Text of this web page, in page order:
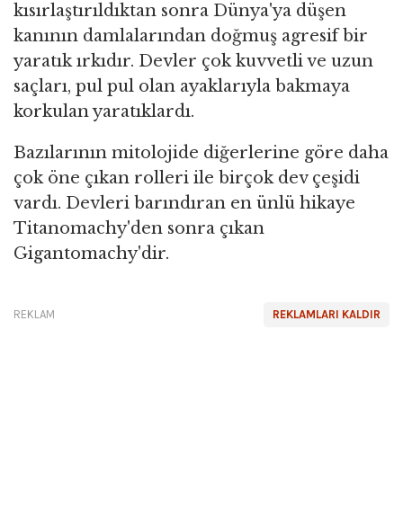
kısırlaştırıldıktan sonra Dünya'ya düşen
kanının damlalarından doğmuş agresif bir
yaratık ırkıdır. Devler çok kuvvetli ve uzun
saçları, pul pul olan ayaklarıyla bakmaya
korkulan yaratıklardı.
Bazılarının mitolojide diğerlerine göre daha
çok öne çıkan rolleri ile birçok dev çeşidi
vardı. Devleri barındıran en ünlü hikaye
Titanomachy'den sonra çıkan
Gigantomachy'dir.
REKLAMLARI KALDIR
REKLAM